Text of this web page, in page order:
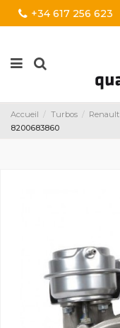
+34 617 256 623
Accueil Turbos Renault
8200683860